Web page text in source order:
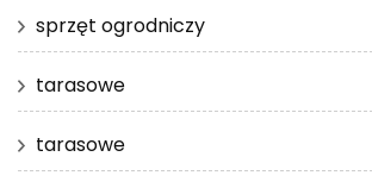
sprzęt ogrodniczy
tarasowe
tarasowe